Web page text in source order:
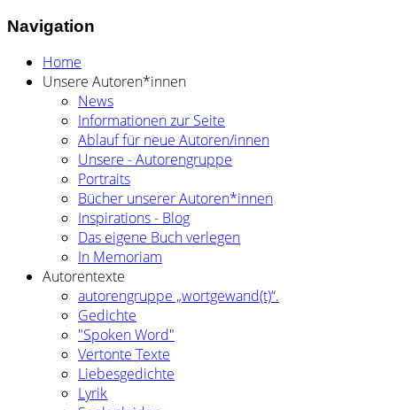
Navigation
Home
Unsere Autoren*innen
News
Informationen zur Seite
Ablauf für neue Autoren/innen
Unsere - Autorengruppe
Portraits
Bücher unserer Autoren*innen
Inspirations - Blog
Das eigene Buch verlegen
In Memoriam
Autorentexte
autorengruppe „wortgewand(t)“.
Gedichte
"Spoken Word"
Vertonte Texte
Liebesgedichte
Lyrik